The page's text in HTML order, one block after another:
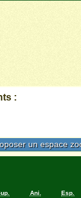
:
un espace
Ani.
Esp.